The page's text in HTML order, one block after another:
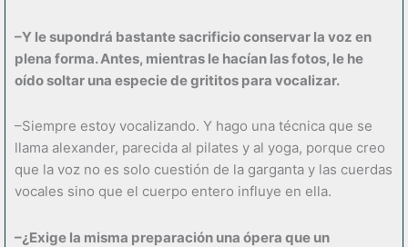
–Y le supondrá bastante sacrificio conservar la voz en
plena forma. Antes, mientras le hacían las fotos, le he
oído soltar una especie de grititos para vocalizar.
–Siempre estoy vocalizando. Y hago una técnica que se
llama alexander, parecida al pilates y al yoga, porque creo
que la voz no es solo cuestión de la garganta y las cuerdas
vocales sino que el cuerpo entero influye en ella.
–¿Exige la misma preparación una ópera que un